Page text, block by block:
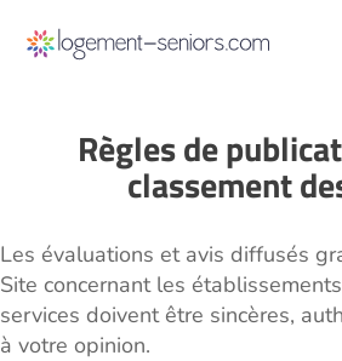
Règles de
classement
Les évaluations et avis diffusés
Site concernant les
services doivent être sincères,
à votre opinion.